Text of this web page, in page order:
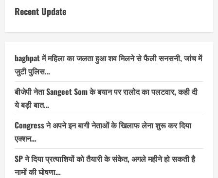
Recent Update
baghpat में महिला का जलता हुआ शव मिलने से फैली सनसनी, जांच में
जुटी पुलिस…
बीजेपी नेता Sangeet Som के बयान पर रालोद का पलटवार, कही दी
ये बड़ी बात…
Congress ने अपने इन बागी नेताओं के खिलाफ लेना शुरू कर दिया
एक्शन…
SP ने दिया प्रत्याशियों को तैयारी के संकेत, अगले महीने हो सकती है
नामों की घोषणा…